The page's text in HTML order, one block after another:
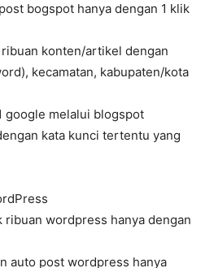
bogspot hanya dengan 1 klik
konten/artikel dengan
kecamatan, kabupaten/kota
google melalui blogspot
kata kunci tertentu yang
ribuan wordpress hanya dengan
auto post wordpress hanya